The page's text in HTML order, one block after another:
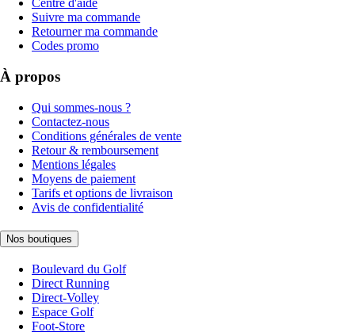
Centre d'aide
Suivre ma commande
Retourner ma commande
Codes promo
À propos
Qui sommes-nous ?
Contactez-nous
Conditions générales de vente
Retour & remboursement
Mentions légales
Moyens de paiement
Tarifs et options de livraison
Avis de confidentialité
Nos boutiques
Boulevard du Golf
Direct Running
Direct-Volley
Espace Golf
Foot-Store